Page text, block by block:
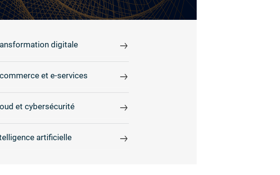
digitale
et e-services
et cybersécurité
artificielle